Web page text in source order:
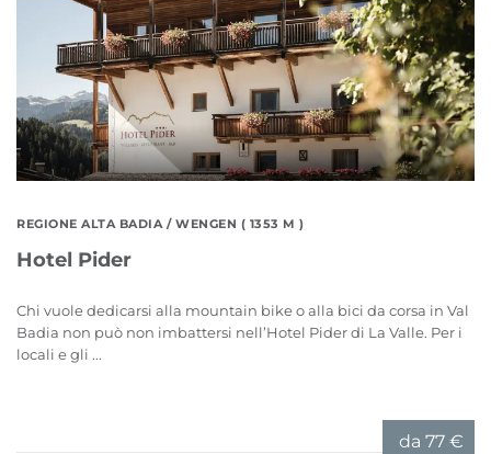
REGIONE ALTA BADIA / WENGEN ( 1353 M )
Hotel Pider
Chi vuole dedicarsi alla mountain bike o alla bici da corsa in Val
Badia non può non imbattersi nell’Hotel Pider di La Valle. Per i
locali e gli ...
da 77 €